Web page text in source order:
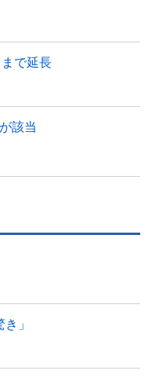
で延長
該当
」